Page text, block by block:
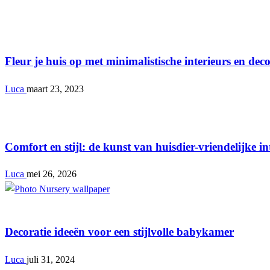
Fleur je huis op met minimalistische interieurs en
Luca maart 23, 2023
Comfort en stijl: de kunst van huisdier-vriendelijke
Luca mei 26, 2026
Decoratie ideeën voor een stijlvolle babykamer
Luca juli 31, 2024